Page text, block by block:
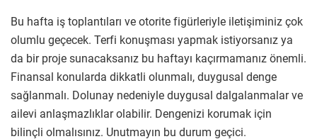
Bu hafta iş toplantıları ve otorite figürleriyle iletişiminiz çok
olumlu geçecek. Terfi konuşması yapmak istiyorsanız ya
da bir proje sunacaksanız bu haftayı kaçırmamanız önemli.
Finansal konularda dikkatli olunmalı, duygusal denge
sağlanmalı. Dolunay nedeniyle duygusal dalgalanmalar ve
ailevi anlaşmazlıklar olabilir. Dengenizi korumak için
bilinçli olmalısınız. Unutmayın bu durum geçici.